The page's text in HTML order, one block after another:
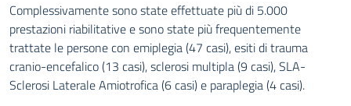
Complessivamente sono state effettuate più di 5.000
prestazioni riabilitative e sono state più frequentemente
trattate le persone con emiplegia (47 casi), esiti di trauma
cranio-encefalico (13 casi), sclerosi multipla (9 casi), SLA-
Sclerosi Laterale Amiotrofica (6 casi) e paraplegia (4 casi).